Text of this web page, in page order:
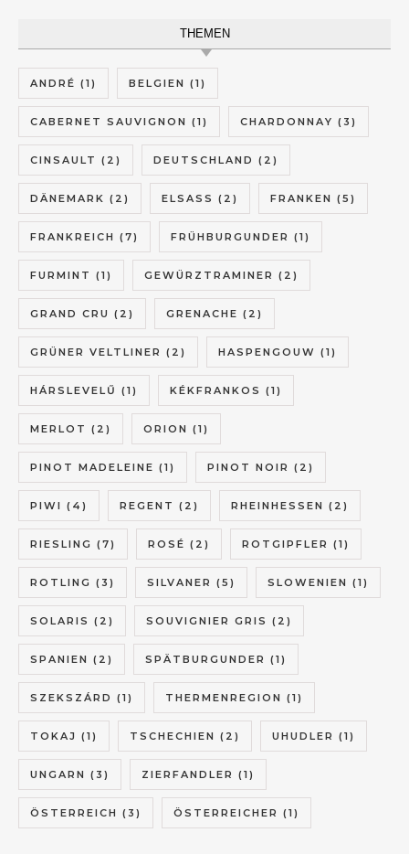
THEMEN
ANDRÉ (1) BELGIEN (1)
CABERNET SAUVIGNON (1) CHARDONNAY (3)
CINSAULT (2) DEUTSCHLAND (2)
DÄNEMARK (2) ELSASS (2) FRANKEN (5)
FRANKREICH (7) FRÜHBURGUNDER (1)
FURMINT (1) GEWÜRZTRAMINER (2)
GRAND CRU (2) GRENACHE (2)
GRÜNER VELTLINER (2) HASPENGOUW (1)
HÁRSLEVELŰ (1) KÉKFRANKOS (1)
MERLOT (2) ORION (1)
PINOT MADELEINE (1) PINOT NOIR (2)
PIWI (4) REGENT (2) RHEINHESSEN (2)
RIESLING (7) ROSÉ (2) ROTGIPFLER (1)
ROTLING (3) SILVANER (5) SLOWENIEN (1)
SOLARIS (2) SOUVIGNIER GRIS (2)
SPANIEN (2) SPÄTBURGUNDER (1)
SZEKSZÁRD (1) THERMENREGION (1)
TOKAJ (1) TSCHECHIEN (2) UHUDLER (1)
UNGARN (3) ZIERFANDLER (1)
ÖSTERREICH (3) ÖSTERREICHER (1)